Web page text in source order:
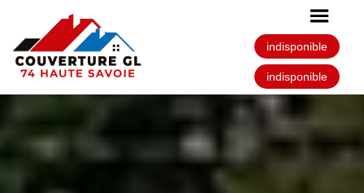
indisponible
indisponible